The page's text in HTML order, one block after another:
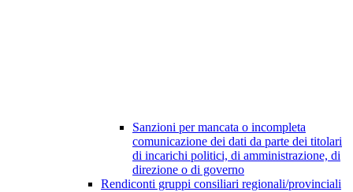
Sanzioni per mancata o incompleta
comunicazione dei dati da parte dei titolari
di incarichi politici, di amministrazione, di
direzione o di governo
Rendiconti gruppi consiliari regionali/provinciali